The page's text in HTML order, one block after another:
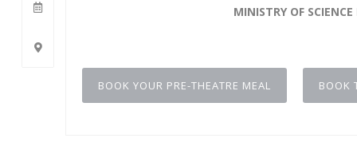
MINISTRY OF
BOOK YOUR PRE-THEATRE MEAL BOOK